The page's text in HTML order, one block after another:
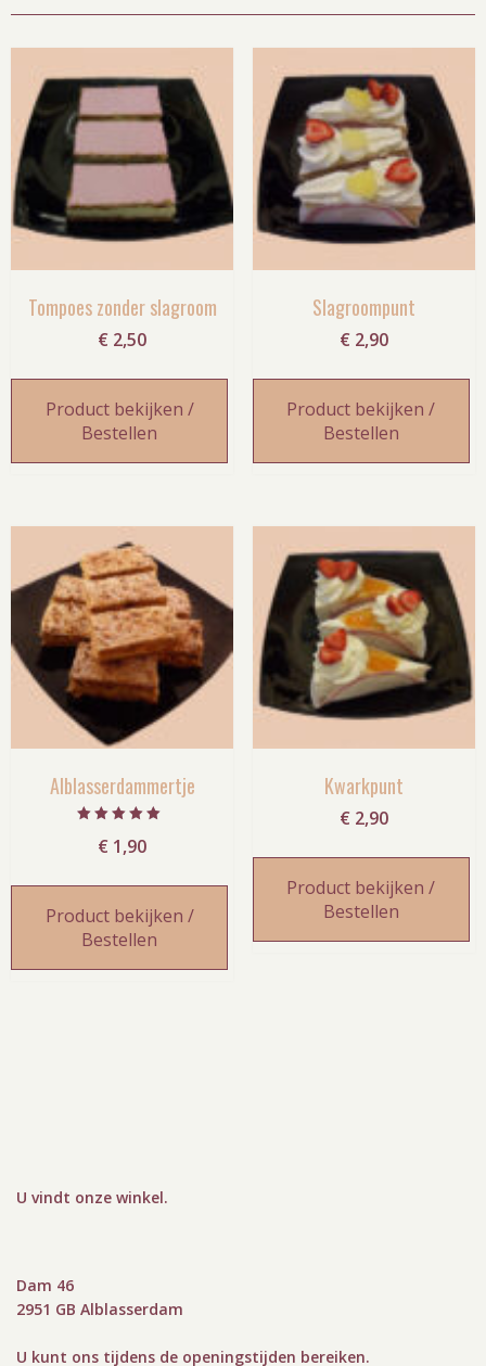
Tompoes zonder slagroom
€ 2,50
Product bekijken /
Bestellen
Slagroompunt
€ 2,90
Product bekijken /
Bestellen
Alblasserdammertje
5.00
uit 5
€ 1,90
Product bekijken /
Bestellen
Kwarkpunt
€ 2,90
Product bekijken /
Bestellen
U vindt onze winkel.
Dam 46
2951 GB Alblasserdam
U kunt ons tijdens de openingstijden bereiken.